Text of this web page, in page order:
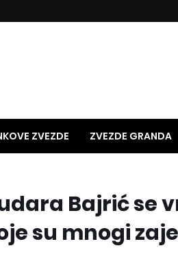
ZVEZDE ZVEZDE GRANDA
Bajrić se
su mnogi